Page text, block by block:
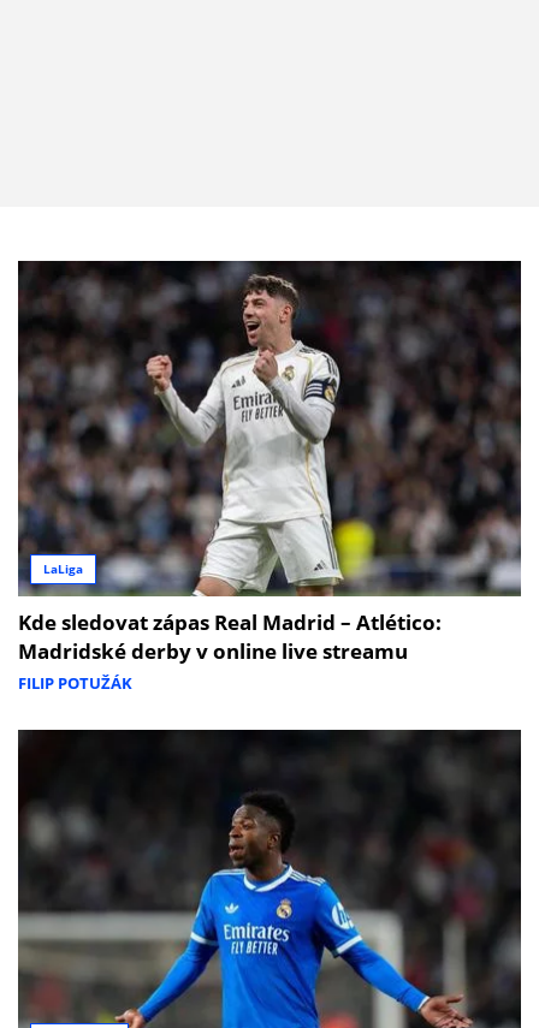
LaLiga
Kde sledovat zápas Real Madrid – Atlético:
Madridské derby v online live streamu
FILIP POTUŽÁK